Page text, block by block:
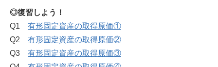
◎復習しよう！
Q1 有形固定資産の取得原価①
Q2 有形固定資産の取得原価②
Q3 有形固定資産の取得原価③